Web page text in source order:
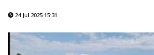
24 Jul 2025 15:31